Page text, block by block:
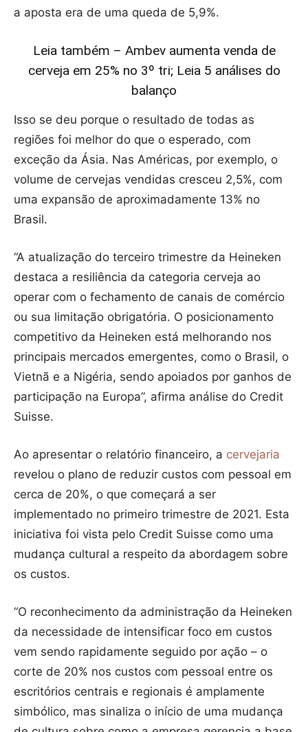
a aposta era de uma queda de 5,9%.
Leia também – Ambev aumenta venda de
cerveja em 25% no 3º tri; Leia 5 análises do
balanço
Isso se deu porque o resultado de todas as
regiões foi melhor do que o esperado, com
exceção da Ásia. Nas Américas, por exemplo, o
volume de cervejas vendidas cresceu 2,5%, com
uma expansão de aproximadamente 13% no
Brasil.
“A atualização do terceiro trimestre da Heineken
destaca a resiliência da categoria cerveja ao
operar com o fechamento de canais de comércio
ou sua limitação obrigatória. O posicionamento
competitivo da Heineken está melhorando nos
principais mercados emergentes, como o Brasil, o
Vietnã e a Nigéria, sendo apoiados por ganhos de
participação na Europa”, afirma análise do Credit
Suisse.
Ao apresentar o relatório financeiro, a cervejaria
revelou o plano de reduzir custos com pessoal em
cerca de 20%, o que começará a ser
implementado no primeiro trimestre de 2021. Esta
iniciativa foi vista pelo Credit Suisse como uma
mudança cultural a respeito da abordagem sobre
os custos.
“O reconhecimento da administração da Heineken
da necessidade de intensificar foco em custos
vem sendo rapidamente seguido por ação – o
corte de 20% nos custos com pessoal entre os
escritórios centrais e regionais é amplamente
simbólico, mas sinaliza o início de uma mudança